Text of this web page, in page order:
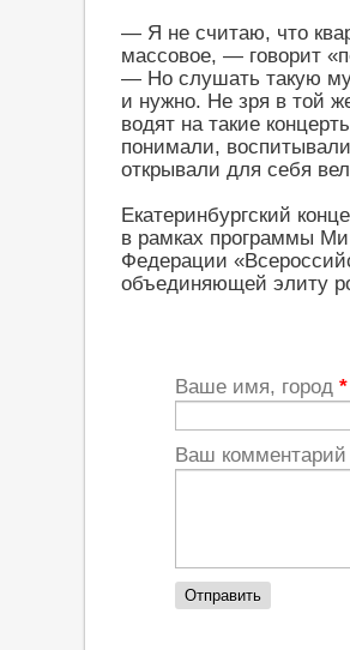
— Я не считаю, что
массовое, — говорит
— Но слушать такую
и нужно. Не зря в той
водят на такие
понимали,
открывали для себя
Екатеринбургский
в рамках программы
Федерации
объединяющей элиту
Ваше имя, город *
Ваш